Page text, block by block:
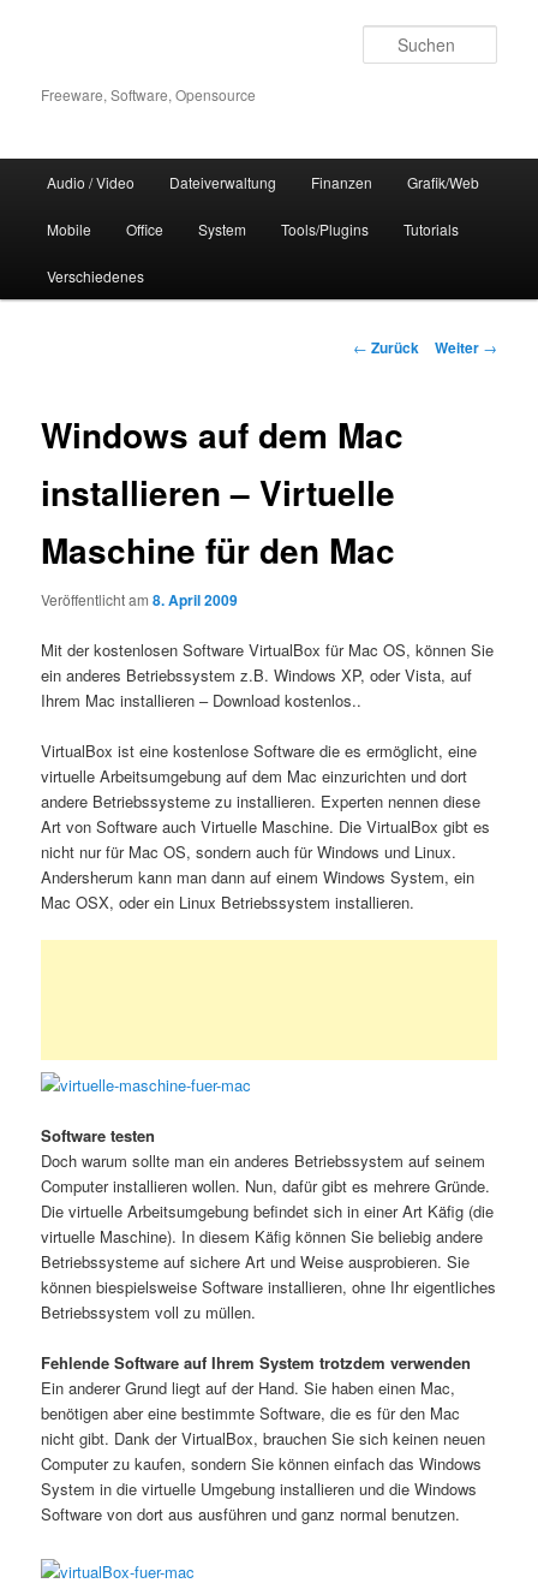
Freeware, Software, Opensource
Audio / Video Dateiverwaltung Finanzen Grafik/Web
Mobile Office System Tools/Plugins Tutorials
Verschiedenes
Beitrags-
← Zurück Weiter →
Windows auf dem Mac
installieren – Virtuelle
Maschine für den Mac
Veröffentlicht am8. April 2009
Mit der kostenlosen Software VirtualBox für Mac OS, können Sie
ein anderes Betriebssystem z.B. Windows XP, oder Vista, auf
Ihrem Mac installieren – Download kostenlos..
VirtualBox ist eine kostenlose Software die es ermöglicht, eine
virtuelle Arbeitsumgebung auf dem Mac einzurichten und dort
andere Betriebssysteme zu installieren. Experten nennen diese
Art von Software auch Virtuelle Maschine. Die VirtualBox gibt es
nicht nur für Mac OS, sondern auch für Windows und Linux.
Andersherum kann man dann auf einem Windows System, ein
Mac OSX, oder ein Linux Betriebssystem installieren.
Software testen
Doch warum sollte man ein anderes Betriebssystem auf seinem
Computer installieren wollen. Nun, dafür gibt es mehrere Gründe.
Die virtuelle Arbeitsumgebung befindet sich in einer Art Käfig (die
virtuelle Maschine). In diesem Käfig können Sie beliebig andere
Betriebssysteme auf sichere Art und Weise ausprobieren. Sie
können biespielsweise Software installieren, ohne Ihr eigentliches
Betriebssystem voll zu müllen.
Fehlende Software auf Ihrem System trotzdem verwenden
Ein anderer Grund liegt auf der Hand. Sie haben einen Mac,
benötigen aber eine bestimmte Software, die es für den Mac
nicht gibt. Dank der VirtualBox, brauchen Sie sich keinen neuen
Computer zu kaufen, sondern Sie können einfach das Windows
System in die virtuelle Umgebung installieren und die Windows
Software von dort aus ausführen und ganz normal benutzen.